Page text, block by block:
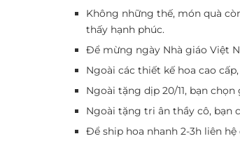
Không những thế, món quà
thấy hạnh phúc.
Để mừng ngày Nhà giáo Việt
Ngoài các thiết kế hoa cao
Ngoài tặng dịp 20/11, bạn
Ngoài tặng tri ân thầy cô, bạn
Để ship hoa nhanh 2-3h liên hệ